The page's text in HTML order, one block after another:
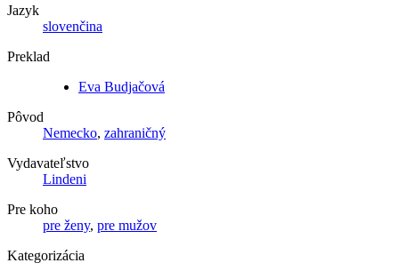
Jazyk
slovenčina
Preklad
Eva Budjačová
Pôvod
Nemecko, zahraničný
Vydavateľstvo
Lindeni
Pre koho
pre ženy, pre mužov
Kategorizácia